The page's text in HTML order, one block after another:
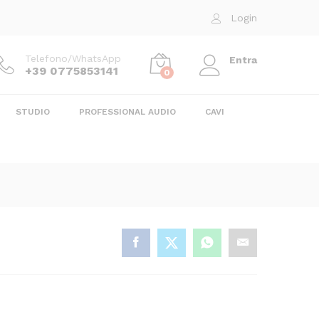
Login
Telefono/WhatsApp
+39 0775853141 0
Entra
STUDIO PROFESSIONAL AUDIO CAVI
Aggiungi al carrello